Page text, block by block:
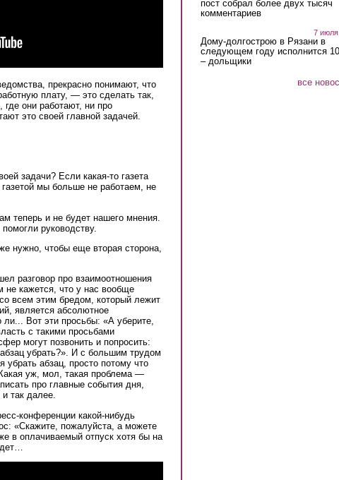
прекрасно понимают, что
плату, — это сделать так,
где они работают, ни про
это своей главной задачей.
задачи? Если какая-то газета
мы больше не работаем, не
теперь и не будет нашего мнения.
руководству.
нужно, чтобы еще вторая сторона,
разговор про взаимоотношения
не кажется, что у нас вообще
всем этим бредом, который лежит
является абсолютное
Вот эти просьбы: «А уберите,
с такими просьбами
могут позвонить и попросить:
убрать?». И с большим трудом
убрать абзац, просто потому что
уж, мол, такая проблема —
про главные события дня,
так далее.
конференции какой-нибудь
«Скажите, пожалуйста, а можете
в оплачиваемый отпуск хотя бы на
пост собрал более двух тысяч
комментариев
7 июля
Дому-долгострою в Рязани в
следующем году исполнится
– дольщики
все